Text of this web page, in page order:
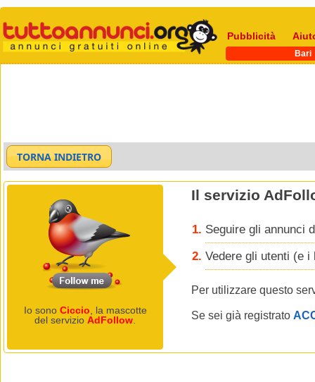
Pubblicità
Bari
Io sono Ciccio , la mascotte
del servizio AdFollow
Il servizio
Seguire gli annunci
Vedere gli utenti (e i
Per utilizzare questo
Se sei già registrato